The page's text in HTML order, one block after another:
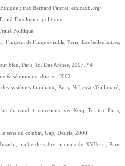
; trad Bernard Pautrat. ethicadb.org/
Théologico-politique.
Politique.
de l’imprévisible, Paris, Les belles lettres,
bleu, Paris, éd. Des Arènes, 2007. *4
& sémiotique, dossier, 2002.
systèmes familiaux, Paris, Nrf essais/Gallimard,
du combat, entretiens avec Kenji Tokitsu, Paris,
du combat, Gap, Desiris, 2000.
maître de sabre japonais du XVIIe s., Paris